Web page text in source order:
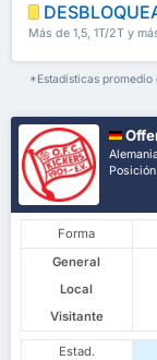
Más de 1,5, 1T/2T y
*Estadísticas promedio
Forma
General
Local
Visitante
Estad.